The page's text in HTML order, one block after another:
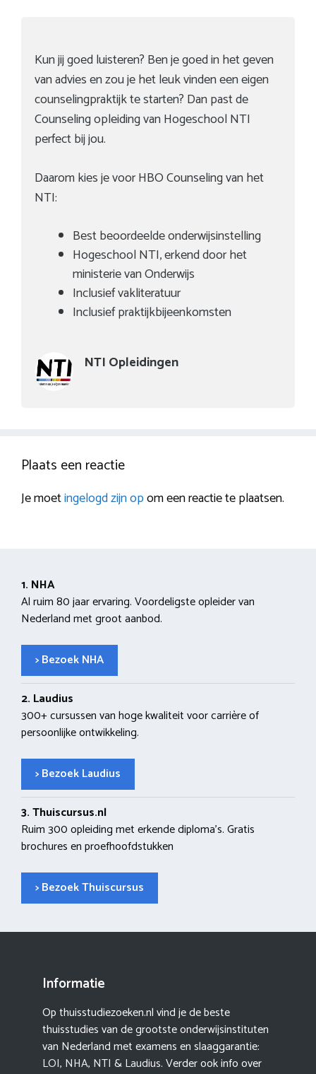
Kun jij goed luisteren? Ben je goed in het geven
van advies en zou je het leuk vinden een eigen
counselingpraktijk te starten? Dan past de
Counseling opleiding van Hogeschool NTI
perfect bij jou.
Daarom kies je voor HBO Counseling van het
NTI:
Best beoordeelde onderwijsinstelling
Hogeschool NTI, erkend door het
ministerie van Onderwijs
Inclusief vakliteratuur
Inclusief praktijkbijeenkomsten
NTI Opleidingen
Plaats een reactie
Je moetingelogd zijn opom een reactie te plaatsen.
1. NHA
Al ruim 80 jaar ervaring. Voordeligste opleider van
Nederland met groot aanbod.
> Bezoek NHA
2. Laudius
300+ cursussen van hoge kwaliteit voor carrière of
persoonlijke ontwikkeling.
> Bezoek Laudius
3. Thuiscursus.nl
Ruim 300 opleiding met erkende diploma’s. Gratis
brochures en proefhoofdstukken
> Bezoek Thuiscursus
Informatie
Op thuisstudiezoeken.nl vind je de beste
thuisstudies van de grootste onderwijsinstituten
van Nederland met examens en slaaggarantie:
LOI, NHA, NTI &Laudius. Verder ook info over